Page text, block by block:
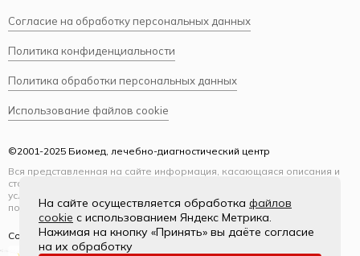
©2001-2025 Биомед, лечебно-диагностический центр
Вся представленная на сайте информация, касающаяся описания и
стоимости услуг, носит информационный характер и ни при каких
условиях не является публичной офертой, определяемой
положениями Статьи 437(2) Гражданского кодекса РФ.
Создание и продвижение
Согласие на обработку персональных данных
Политика конфиденциальности
Политика обработки персональных данных
Использование файлов cookie
На сайте осуществляется обработка файлов
cookie с использованием Яндекс Метрика.
Нажимая на кнопку «Принять» вы даёте согласие
на их обработку